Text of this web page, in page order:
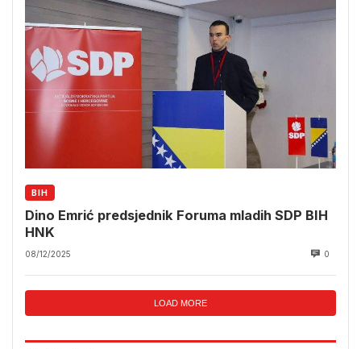
BIH
Dino Emrić predsjednik Foruma mladih SDP BIH
HNK
08/12/2025 0
LOAD MORE